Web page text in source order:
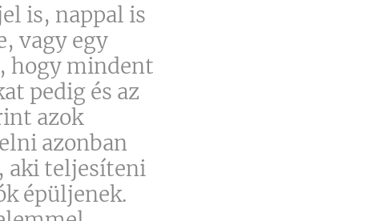
is, nappal is
vagy egy
hogy mindent
pedig és az
azok
azonban
aki teljesíteni
épüljenek.